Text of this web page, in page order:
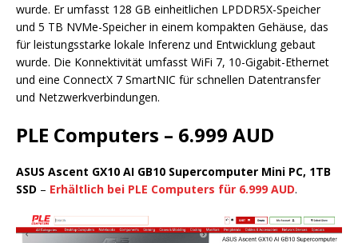
wurde. Er umfasst 128 GB einheitlichen LPDDR5X-Speicher
und 5 TB NVMe-Speicher in einem kompakten Gehäuse, das
für leistungsstarke lokale Inferenz und Entwicklung gebaut
wurde. Die Konnektivität umfasst WiFi 7, 10-Gigabit-Ethernet
und eine ConnectX 7 SmartNIC für schnellen Datentransfer
und Netzwerkverbindungen.
PLE Computers – 6.999 AUD
ASUS Ascent GX10 AI GB10 Supercomputer Mini PC, 1TB
SSD – Erhältlich bei PLE Computers für 6.999 AUD.